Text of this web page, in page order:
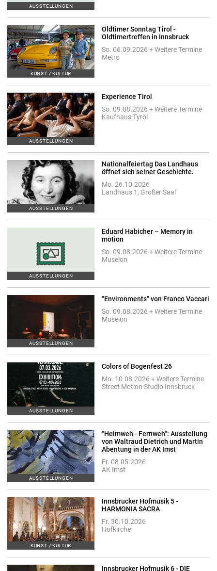
AUSSTELLUNGEN
KUNST / KULTUR
Oldtimer Sonntag Tirol -
Oldtimertreffen in Innsbruck
So. 06.09.2026 + Weitere Termine
Metro
AUSSTELLUNGEN
Experience Tirol
So. 09.08.2026 + Weitere Termine
Kaufhaus Tyrol
AUSSTELLUNGEN
Nationalfeiertag Das Landhaus
öffnet sich seiner Geschichte.
Mo. 26.10.2026
Landhaus 1, Großer Saal
AUSSTELLUNGEN
Eduard Habicher – Memory in
motion
So. 09.08.2026 + Weitere Termine
Museion
AUSSTELLUNGEN
"Environments" von Franco Vaccari
So. 09.08.2026 + Weitere Termine
Museion
AUSSTELLUNGEN
Colors of Bogenfest 26
Mo. 10.08.2026 + Weitere Termine
Street Motion Studio Innsbruck
AUSSTELLUNGEN
"Heimweh - Fernweh": Ausstellung
von Waltraud Dietrich und Martin
Abentung in der AK Imst
Fr. 08.05.2026
AK Imst
KUNST / KULTUR
Innsbrucker Hofmusik 5 -
HARMONIA SACRA
Fr. 30.10.2026
Hofkirche
Innsbrucker Hofmusik 6 - DIE